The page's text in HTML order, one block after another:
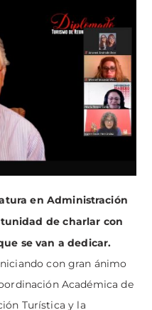
en Administración
de charlar con
se van a dedicar.
con gran ánimo
Académica de
Turística y la